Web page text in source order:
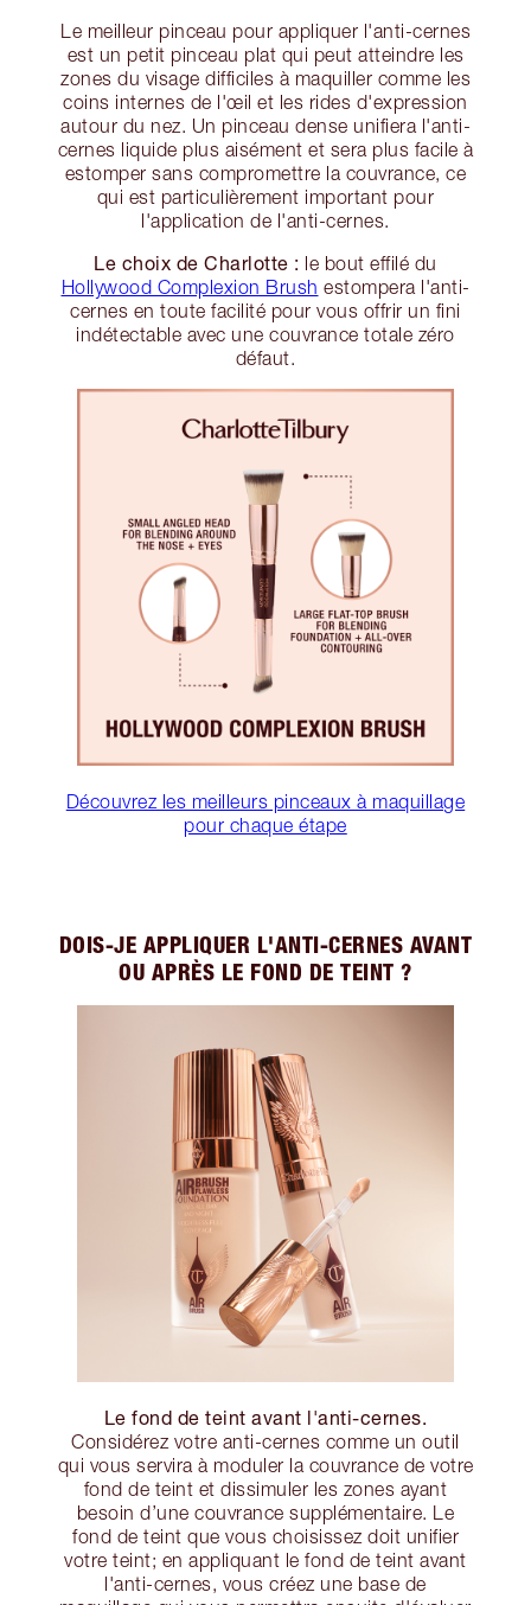
Le meilleur pinceau pour appliquer l'anti-cernes
est un petit pinceau plat qui peut atteindre les
zones du visage difficiles à maquiller comme les
coins internes de l'œil et les rides d'expression
autour du nez. Un pinceau dense unifiera l'anti-
cernes liquide plus aisément et sera plus facile à
estomper sans compromettre la couvrance, ce
qui est particulièrement important pour
l'application de l'anti-cernes.
Le choix de Charlotte : le bout effilé du
Hollywood Complexion Brush estompera l'anti-
cernes en toute facilité pour vous offrir un fini
indétectable avec une couvrance totale zéro
défaut.
Découvrez les meilleurs pinceaux à maquillage
pour chaque étape
DOIS-JE APPLIQUER L'ANTI-CERNES AVANT
OU APRÈS LE FOND DE TEINT ?
Le fond de teint avant l'anti-cernes.
Considérez votre anti-cernes comme un outil
qui vous servira à moduler la couvrance de votre
fond de teint et dissimuler les zones ayant
besoin d’une couvrance supplémentaire. Le
fond de teint que vous choisissez doit unifier
votre teint; en appliquant le fond de teint avant
l'anti-cernes, vous créez une base de